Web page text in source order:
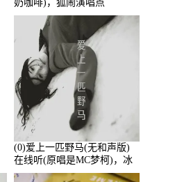
奶咖啡)，狐闹演唱点
播:287579次
(0)爱上一匹野马(无和声版)
在线听(原唱是MC梦柯)，冰
鑫Asce演唱点播:178815次